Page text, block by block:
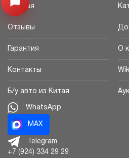
Открыть меню
Главная
Отзывы
Гарантия О
Контакты
Б/у авто из Китая
WhatsApp
MAX
Telegram
+7 (924) 334 29 29